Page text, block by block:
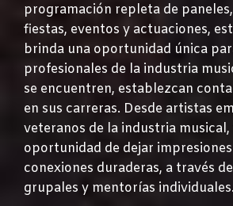
programación repleta de
fiestas, eventos y actuaciones,
brinda una oportunidad única
profesionales de la industria
se encuentren, establezcan
en sus carreras. Desde artistas
veteranos de la industria
oportunidad de dejar
conexiones duraderas, a través
grupales y mentorías individuales.